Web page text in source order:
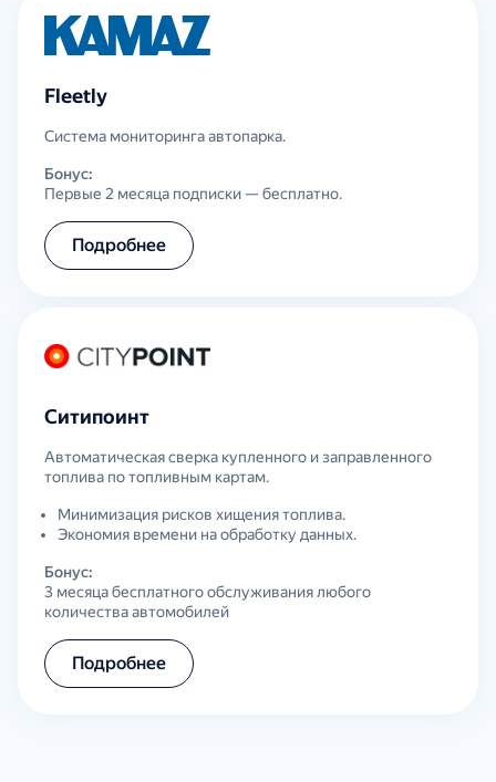
Fleetly
Система мониторинга автопарка.
Бонус:
Первые 2 месяца подписки — бесплатно.
Подробнее
Ситипоинт
Автоматическая сверка купленного и заправленного
топлива по топливным картам.
Минимизация рисков хищения топлива.
Экономия времени на обработку данных.
Бонус:
3 месяца бесплатного обслуживания любого
количества автомобилей
Подробнее